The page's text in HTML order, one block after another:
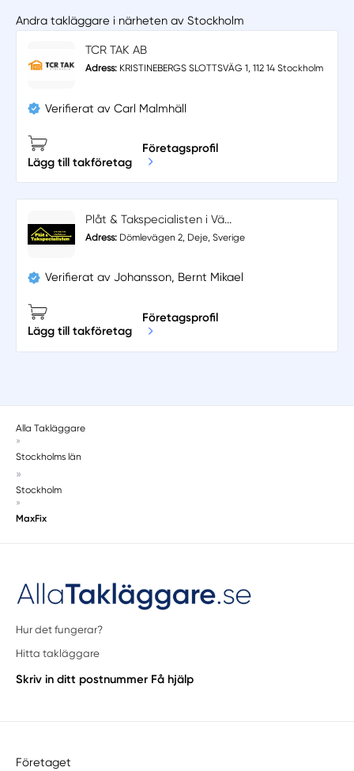
Andra takläggare i närheten av Stockholm
TCR TAK AB
Adress: KRISTINEBERGS SLOTTSVÄG 1, 112 14 Stockholm
Verifierat av Carl Malmhäll
Lägg till takföretag
Företagsprofil
Plåt & Takspecialisten i Vä...
Adress: Dömlevägen 2, Deje, Sverige
Verifierat av Johansson, Bernt Mikael
Lägg till takföretag
Företagsprofil
Alla Takläggare
»
Stockholms län
»
Stockholm
»
MaxFix
Hur det fungerar?
Hitta takläggare
Skriv in ditt postnummer Få hjälp
Företaget